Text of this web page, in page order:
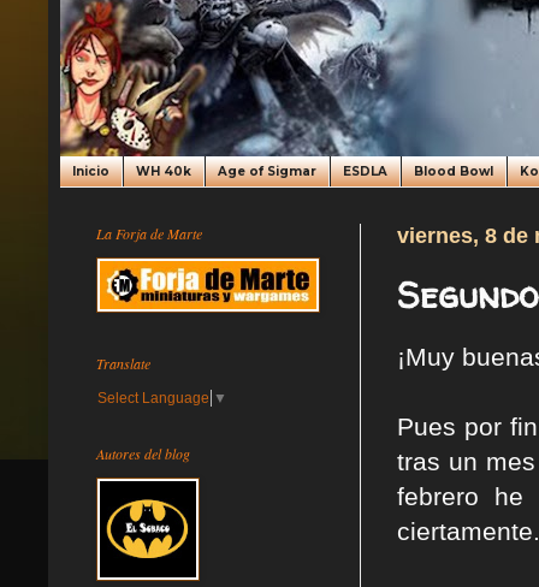
Inicio WH 40k Age of Sigmar ESDLA Blood Bowl
viernes, 8 de
¡Muy
Pues por
tras un
febrero he
La Forja de Marte
Translate
Select Language ▼
Autores del blog